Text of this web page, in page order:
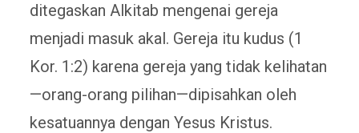
ditegaskan Alkitab mengenai gereja
menjadi masuk akal. Gereja itu kudus (1
Kor. 1:2) karena gereja yang tidak kelihatan
—orang-orang pilihan—dipisahkan oleh
kesatuannya dengan Yesus Kristus.